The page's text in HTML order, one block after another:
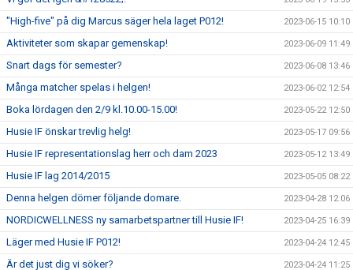
"High-five" på dig Marcus säger hela laget P012! 2023-06-15 10:10
Aktiviteter som skapar gemenskap! 2023-06-09 11:49
Snart dags för semester? 2023-06-08 13:46
Många matcher spelas i helgen! 2023-06-02 12:54
Boka lördagen den 2/9 kl.10.00-15.00! 2023-05-22 12:50
Husie IF önskar trevlig helg! 2023-05-17 09:56
Husie IF representationslag herr och dam 2023 2023-05-12 13:49
Husie IF lag 2014/2015 2023-05-05 08:22
Denna helgen dömer följande domare. 2023-04-28 12:06
NORDICWELLNESS ny samarbetspartner till Husie IF! 2023-04-25 16:39
Läger med Husie IF P012! 2023-04-24 12:45
Är det just dig vi söker? 2023-04-24 11:25